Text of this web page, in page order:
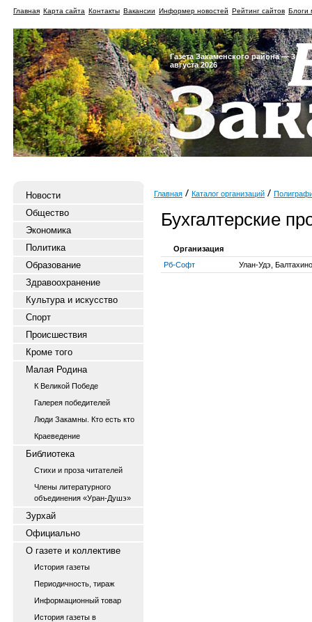
Главная Карта сайта Контакты Вакансии Информер новостей Рейтинг сайтов Блоги
Газета Закаменского района — 3
августа 2026
Новости
Общество
Экономика
Политика
Образование
Здравоохранение
Культура и искусство
Спорт
Происшествия
Кроме того
Малая Родина
К Великой Победе
Галерея победителей
Люди Закамны. Кто есть кто
Краеведение
Библиотека
Стихи и проза читателей
Члены литературного
объединения «Уран-Душэ»
Зурхай
Официально
О газете и коллективе
История газеты
Периодичность, тираж
Информационный товар
История газеты в
Главная Каталог организаций
Бухгалтерские
Организация
Рб-Софт
Улан-Удэ,